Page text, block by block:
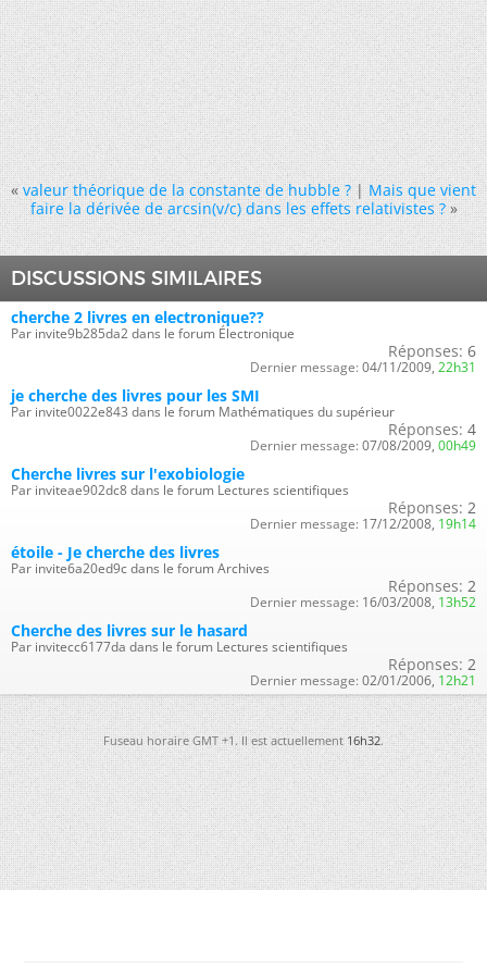
« valeur théorique de la constante de hubble ?|Mais que vient
faire la dérivée de arcsin(v/c) dans les effets relativistes ? »
DISCUSSIONS SIMILAIRES
cherche 2 livres en electronique??
Par invite9b285da2 dans le forum Électronique
Réponses: 6
Dernier message: 04/11/2009, 22h31
je cherche des livres pour les SMI
Par invite0022e843 dans le forum Mathématiques du supérieur
Réponses: 4
Dernier message: 07/08/2009, 00h49
Cherche livres sur l'exobiologie
Par inviteae902dc8 dans le forum Lectures scientifiques
Réponses: 2
Dernier message: 17/12/2008, 19h14
étoile - Je cherche des livres
Par invite6a20ed9c dans le forum Archives
Réponses: 2
Dernier message: 16/03/2008, 13h52
Cherche des livres sur le hasard
Par invitecc6177da dans le forum Lectures scientifiques
Réponses: 2
Dernier message: 02/01/2006, 12h21
Fuseau horaire GMT +1. Il est actuellement16h32.